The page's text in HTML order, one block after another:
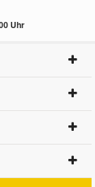
Uhr